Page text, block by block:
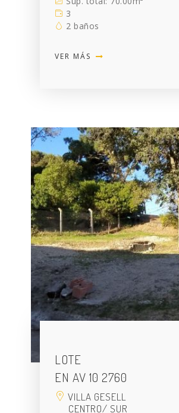
3
2 baños
VER MÁS
LOTE
EN AV 10 2760
VILLA GESELL
CENTRO/ SUR